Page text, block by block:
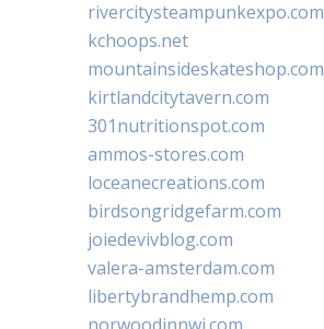
rivercitysteampunkexpo.com
kchoops.net
mountainsideskateshop.com
kirtlandcitytavern.com
301nutritionspot.com
ammos-stores.com
loceanecreations.com
birdsongridgefarm.com
joiedevivblog.com
valera-amsterdam.com
libertybrandhemp.com